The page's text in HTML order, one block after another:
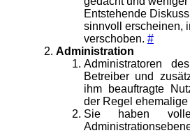
Entstehende
sinnvoll erscheinen,
verschoben. #
Administration
Administratoren
Betreiber und
ihm beauftragte
der Regel ehemalige
Sie haben